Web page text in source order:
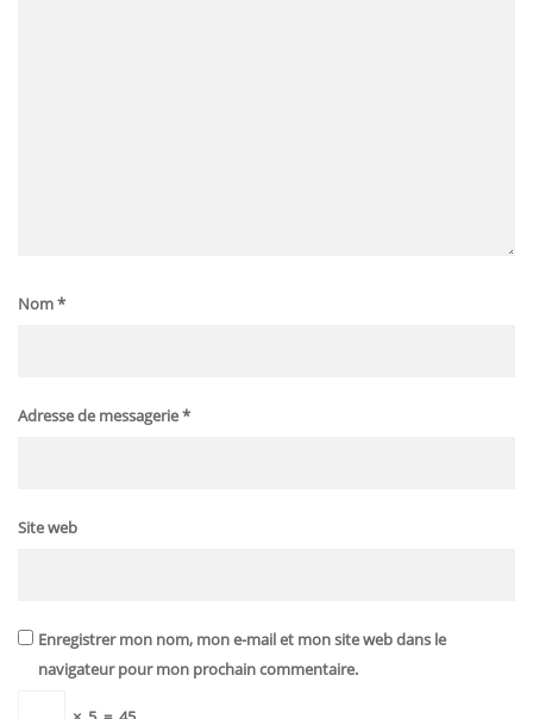
Nom*
Adresse de messagerie*
Site web
Enregistrer mon nom, mon e-mail et mon site web dans le
navigateur pour mon prochain commentaire.